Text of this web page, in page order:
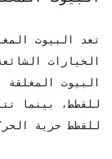
تعد البيوت
الخيارات
البيوت المغلقة
للقطط، بينما
للقطط حرية